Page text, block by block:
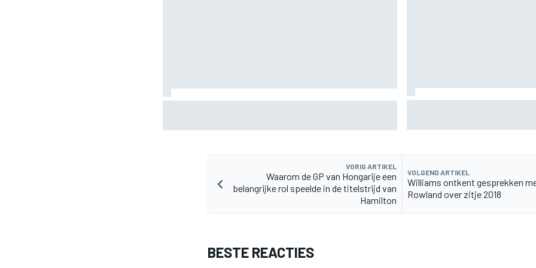
VORIG ARTIKEL
Waarom de GP van Hongarije een
belangrijke rol speelde in de titelstrijd van
Hamilton
VOLGEND ARTIKEL
Williams ontkent gesprekken
Rowland over zitje 2018
BESTE REACTIES